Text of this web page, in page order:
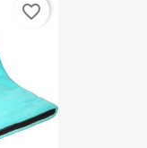
favorite_border